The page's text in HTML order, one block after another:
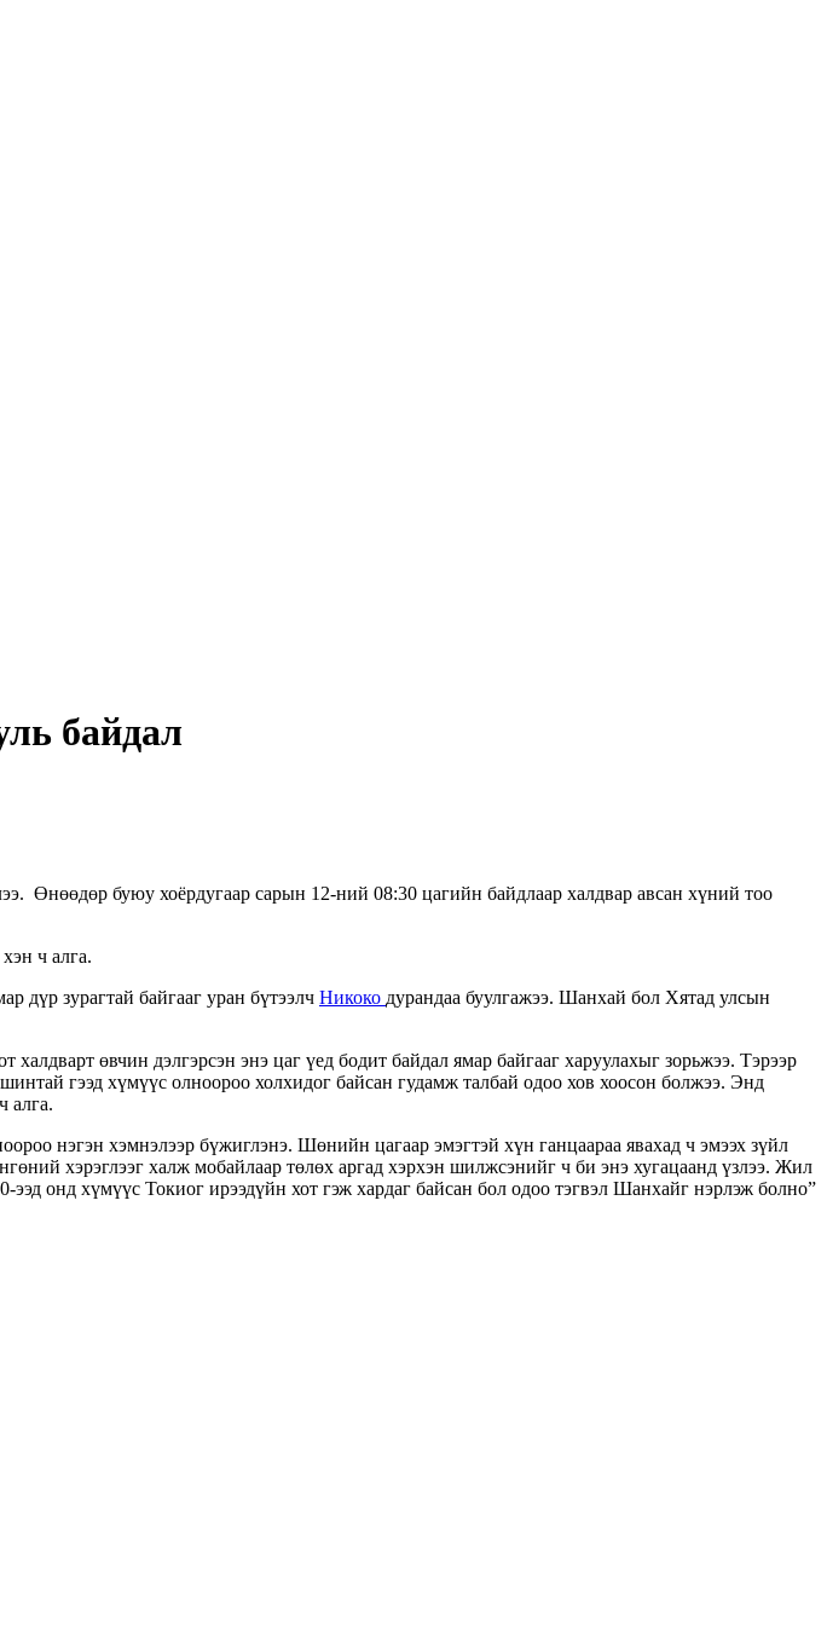
байдал
Өнөөдөр буюу хоёрдугаар сарын 12-ний 08:30 цагийн байдлаар халдвар авсан хүний тоо
ч алга.
дүр зурагтай байгааг уран бүтээлч Никоко дурандаа буулгажээ. Шанхай бол Хятад улсын
өвчин дэлгэрсэн энэ цаг үед бодит байдал ямар байгааг харуулахыг зорьжээ. Тэрээр
гээд хүмүүс олноороо холхидог байсан гудамж талбай одоо хов хоосон болжээ. Энд
алга.
нэгэн хэмнэлээр бүжиглэнэ. Шөнийн цагаар эмэгтэй хүн ганцаараа явахад ч эмээх зүйл
хэрэглээг халж мобайлаар төлөх аргад хэрхэн шилжсэнийг ч би энэ хугацаанд үзлээ. Жил
онд хүмүүс Токиог ирээдүйн хот гэж хардаг байсан бол одоо тэгвэл Шанхайг нэрлэж болно”